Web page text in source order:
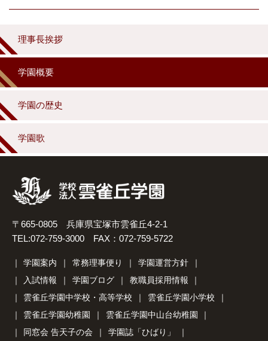
理事長挨拶
学園概要
学園の歴史
学園歌
〒665-0805 兵庫県宝塚市雲雀丘4-2-1
TEL:072-759-3000 FAX：072-759-5722
学園案内 常務理事便り
学園運営方針
入試情報
学園ブログ
教職員採用情報
雲雀丘学園中学校・高等学校
雲雀丘学園小学校
雲雀丘学園幼稚園
雲雀丘学園中山台幼稚園
同窓会 告天子の会
学園誌「ひばり」